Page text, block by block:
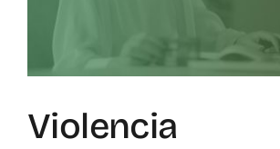
Mapa de recursos
Observatorio VFP
Contacto
Violencia